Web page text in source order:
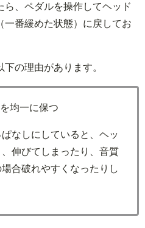
、ペダルを操作してヘッド
一番緩めた状態）に戻してお
の理由があります。
均一に保つ
なしにしていると、ヘッ
伸びてしまったり、音質
合破れやすくなったりし